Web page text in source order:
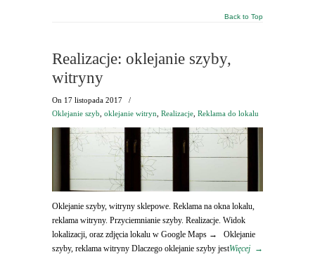
Back to Top
Realizacje: oklejanie szyby,
witryny
On 17 listopada 2017
/
Oklejanie szyb oklejanie witryn Realizacje Reklama do lokalu
Oklejanie szyby, witryny sklepowe. Reklama na okna lokalu,
reklama witryny. Przyciemnianie szyby. Realizacje. Widok
lokalizacji, oraz zdjęcia lokalu w Google Maps → Oklejanie
szyby, reklama witryny Dlaczego oklejanie szyby jestWięcej →